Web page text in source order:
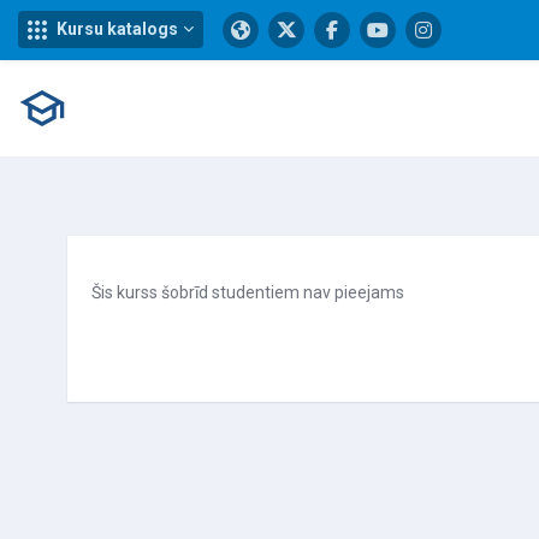
Kursu katalogs
Šis kurss šobrīd studentiem nav pieejams